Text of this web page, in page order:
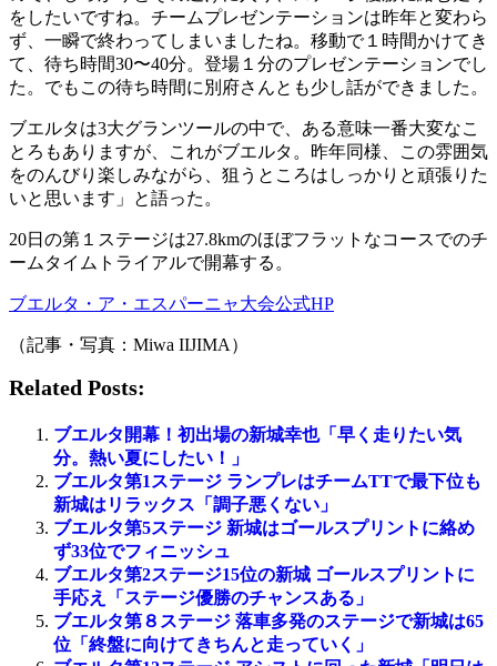
をしたいですね。チームプレゼンテーションは昨年と変わら
ず、一瞬で終わってしまいましたね。移動で１時間かけてき
て、待ち時間30〜40分。登場１分のプレゼンテーションでし
た。でもこの待ち時間に別府さんとも少し話ができました。
ブエルタは3大グランツールの中で、ある意味一番大変なこ
とろもありますが、これがブエルタ。昨年同様、この雰囲気
をのんびり楽しみながら、狙うところはしっかりと頑張りた
いと思います」と語った。
20日の第１ステージは27.8kmのほぼフラットなコースでのチ
ームタイムトライアルで開幕する。
ブエルタ・ア・エスパーニャ大会公式HP
（記事・写真：Miwa IIJIMA）
Related Posts:
ブエルタ開幕！初出場の新城幸也「早く走りたい気
分。熱い夏にしたい！」
ブエルタ第1ステージ ランプレはチームTTで最下位も
新城はリラックス「調子悪くない」
ブエルタ第5ステージ 新城はゴールスプリントに絡め
ず33位でフィニッシュ
ブエルタ第2ステージ15位の新城 ゴールスプリントに
手応え「ステージ優勝のチャンスある」
ブエルタ第８ステージ 落車多発のステージで新城は65
位「終盤に向けてきちんと走っていく」